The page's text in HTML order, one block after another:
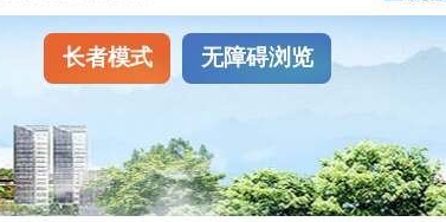
长者模式 无障碍浏览